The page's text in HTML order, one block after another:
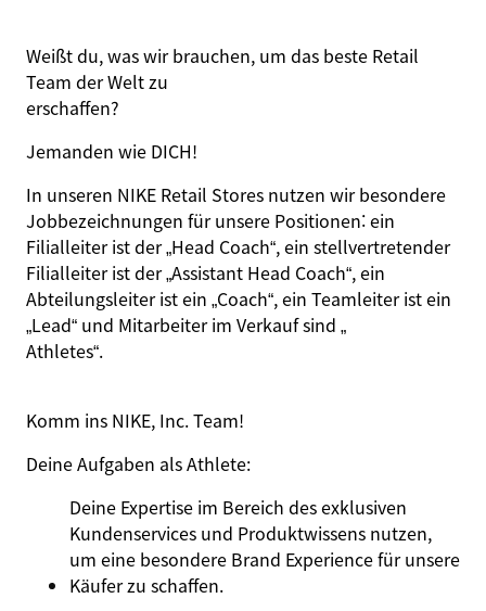
Weißt du, was wir brauchen, um das beste Retail
Team der Welt zu
erschaffen?
Jemanden wie DICH!
In unseren NIKE Retail Stores nutzen wir besondere
Jobbezeichnungen für unsere Positionen: ein
Filialleiter ist der „Head Coach“, ein stellvertretender
Filialleiter ist der „Assistant Head Coach“, ein
Abteilungsleiter ist ein „Coach“, ein Teamleiter ist ein
„Lead“ und Mitarbeiter im Verkauf sind „
Athletes“.
Komm ins NIKE, Inc. Team!
Deine Aufgaben alsAthlete:
Deine Expertise im Bereich des exklusiven
Kundenservices und Produktwissens nutzen,
um eine besondere Brand Experience für unsere
Käufer zu schaffen.